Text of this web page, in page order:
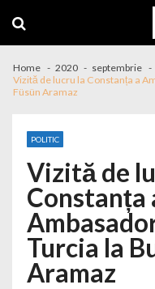
Home 2020 septembrie
Vizită de lucru la Constanța a
Füsün Aramaz
POLITIC
Vizită de
Constanța
Turcia la
Aramaz